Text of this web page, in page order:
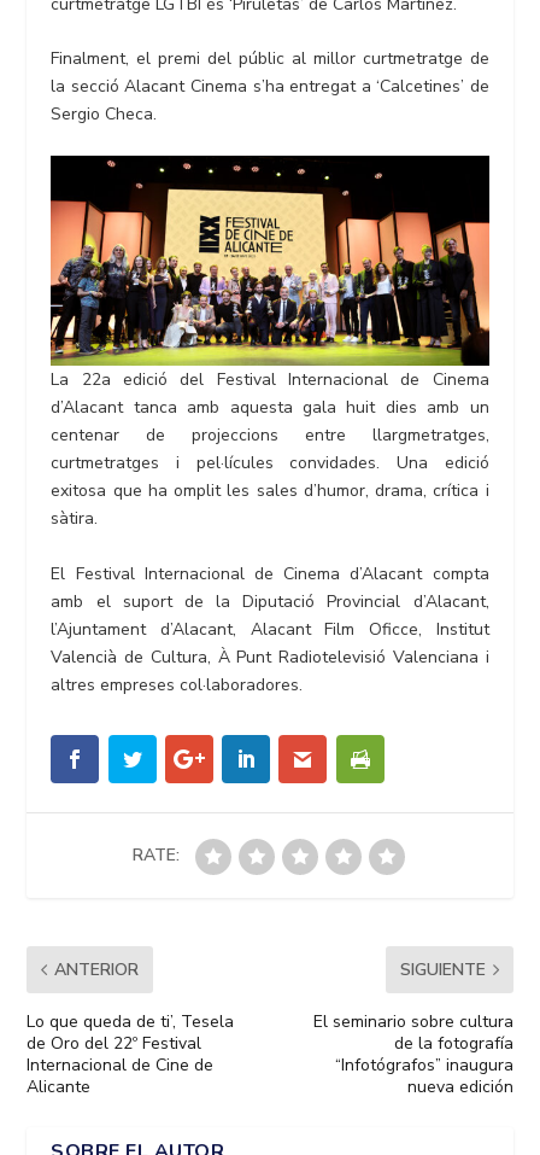
Finalment, el premi del públic al millor curtmetratge de
la secció Alacant Cinema s’ha entregat a ‘Calcetines’ de
Sergio Checa.
La 22a edició del Festival Internacional de Cinema
d’Alacant tanca amb aquesta gala huit dies amb un
centenar de projeccions entre llargmetratges,
curtmetratges i pel·lícules convidades. Una edició
exitosa que ha omplit les sales d’humor, drama, crítica i
sàtira.
El Festival Internacional de Cinema d’Alacant compta
amb el suport de la Diputació Provincial d’Alacant,
l’Ajuntament d’Alacant, Alacant Film Oficce, Institut
Valencià de Cultura, À Punt Radiotelevisió Valenciana i
altres empreses col·laboradores.
RATE:
ANTERIOR
Lo que queda de ti’, Tesela
de Oro del 22º Festival
Internacional de Cine de
Alicante
SIGUIENTE
El seminario sobre cultura
de la fotografía
“Infotógrafos” inaugura
nueva edición